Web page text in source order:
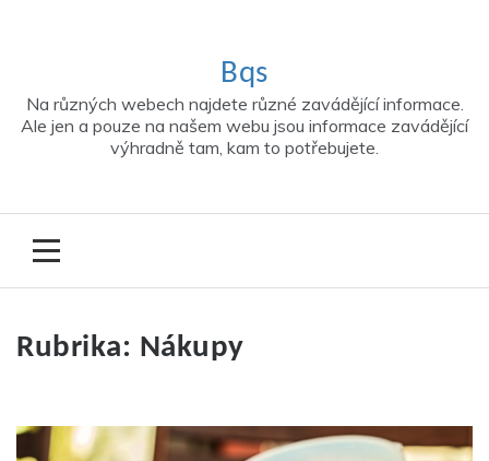
Bqs
Na různých webech najdete různé zavádějící informace.
Ale jen a pouze na našem webu jsou informace zavádějící
výhradně tam, kam to potřebujete.
Rubrika: Nákupy